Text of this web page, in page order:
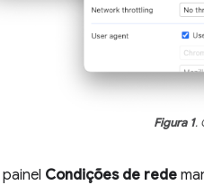
Figura 1.
Condições de rede